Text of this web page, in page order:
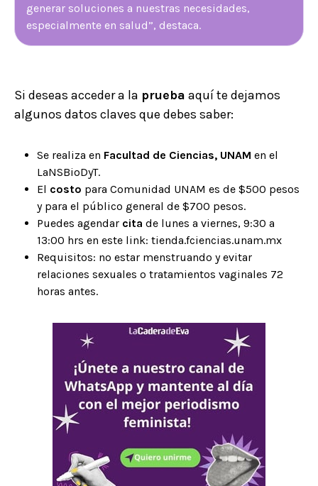
generar soluciones a nuestras necesidades,
especialmente en salud”, destaca.
Si deseas acceder a la prueba aquí te dejamos
algunos datos claves que debes saber:
Se realiza en Facultad de Ciencias, UNAM en el
LaNSBioDyT.
El costo para Comunidad UNAM es de $500 pesos
y para el público general de $700 pesos.
Puedes agendar cita de lunes a viernes, 9:30 a
13:00 hrs en este link: tienda.fciencias.unam.mx
Requisitos: no estar menstruando y evitar
relaciones sexuales o tratamientos vaginales 72
horas antes.